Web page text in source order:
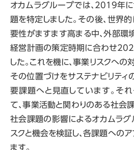
オカムラグループでは、2019年
題を特定しました。その後、世界
要性がますます高まる中、外部環
経営計画の策定時期に合わせ
した。これを機に、事業リスクへの
その位置づけをサステナビリティ
要課題へと見直しています。そ
て、事業活動と関わりのある社会
社会課題の影響によるオカムラグ
スクと機会を検証し、各課題への
ます。